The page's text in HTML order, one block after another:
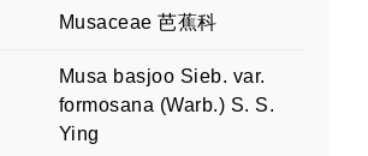
Musaceae 芭蕉科
Musa basjoo Sieb. var.
formosana (Warb.) S. S.
Ying